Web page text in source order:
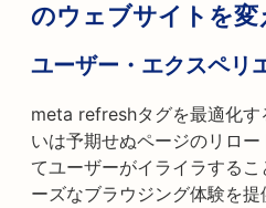
のウェブサイトを変
ユーザー・エクスペリ
meta refreshタグを最適化す
いは予期せぬページのリロ
てユーザーがイライラする
ーズなブラウジング体験を提